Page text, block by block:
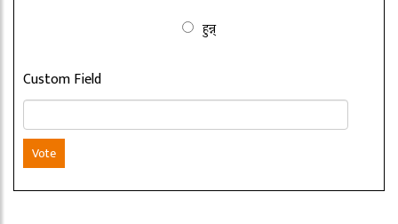
हुन्न्
Custom Field
Vote